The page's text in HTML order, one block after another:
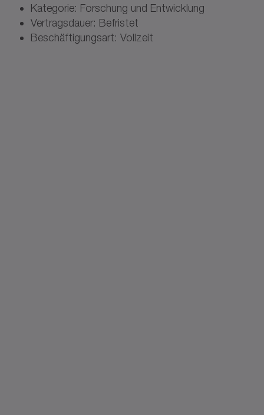
Kategorie: Forschung und Entwicklung
Vertragsdauer: Befristet
Beschäftigungsart: Vollzeit